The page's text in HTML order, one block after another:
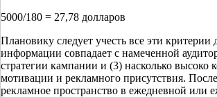
5000/180 = 27,78 долларов
Плановику следует учесть все эти критерии
информации совпадает с намеченной
стратегии кампании и (3) насколько высоко
мотивации и рекламного присутствия.
рекламное пространство в ежедневной или